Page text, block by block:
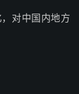
对中国内地方